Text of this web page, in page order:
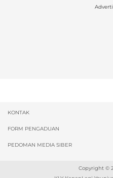
KONTAK
FORM PENGADUAN
PEDOMAN MEDIA SIBER
Copyright ©